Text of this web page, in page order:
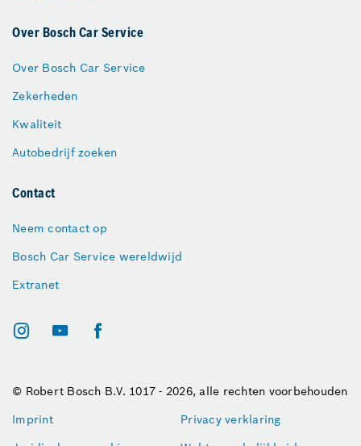
Over Bosch Car Service
Over Bosch Car Service
Zekerheden
Kwaliteit
Autobedrijf zoeken
Contact
Neem contact op
Bosch Car Service wereldwijd
Extranet
© Robert Bosch B.V. 1017 - 2026, alle rechten voorbehouden
Imprint
Privacy verklaring